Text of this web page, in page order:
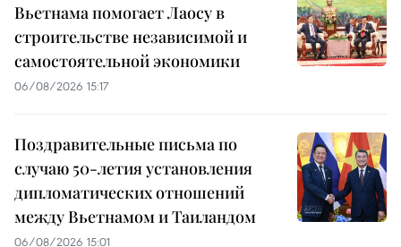
Вьетнама помогает Лаосу в
строительстве независимой и
самостоятельной экономики
06/08/2026 15:17
Поздравительные письма по
случаю 50-летия установления
дипломатических отношений
между Вьетнамом и Таиландом
06/08/2026 15:01